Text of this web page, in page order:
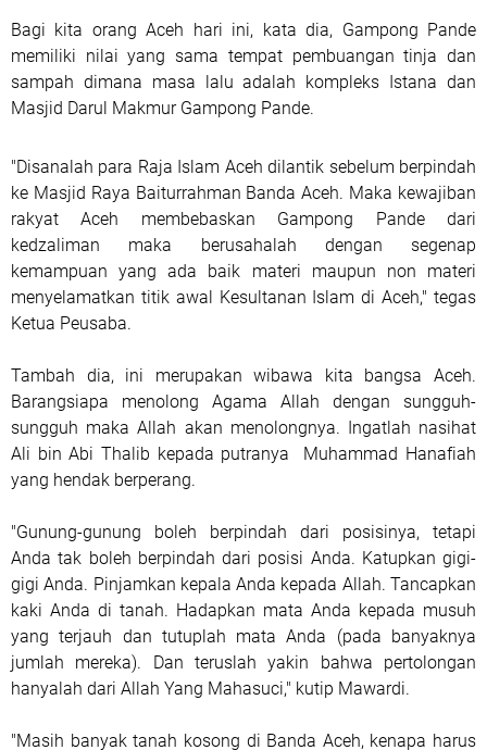
Bagi kita orang Aceh hari ini, kata dia, Gampong Pande
memiliki nilai yang sama tempat pembuangan tinja dan
sampah dimana masa lalu adalah kompleks Istana dan
Masjid Darul Makmur Gampong Pande.
"Disanalah para Raja Islam Aceh dilantik sebelum berpindah
ke Masjid Raya Baiturrahman Banda Aceh. Maka kewajiban
rakyat Aceh membebaskan Gampong Pande dari
kedzaliman maka berusahalah dengan segenap
kemampuan yang ada baik materi maupun non materi
menyelamatkan titik awal Kesultanan Islam di Aceh," tegas
Ketua Peusaba.
Tambah dia, ini merupakan wibawa kita bangsa Aceh.
Barangsiapa menolong Agama Allah dengan sungguh-
sungguh maka Allah akan menolongnya. Ingatlah nasihat
Ali bin Abi Thalib kepada putranya Muhammad Hanafiah
yang hendak berperang.
"Gunung-gunung boleh berpindah dari posisinya, tetapi
Anda tak boleh berpindah dari posisi Anda. Katupkan gigi-
gigi Anda. Pinjamkan kepala Anda kepada Allah. Tancapkan
kaki Anda di tanah. Hadapkan mata Anda kepada musuh
yang terjauh dan tutuplah mata Anda (pada banyaknya
jumlah mereka). Dan teruslah yakin bahwa pertolongan
hanyalah dari Allah Yang Mahasuci," kutip Mawardi.
"Masih banyak tanah kosong di Banda Aceh, kenapa harus